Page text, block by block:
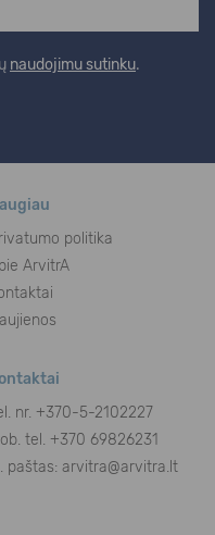
naudojimu sutinku.
politika
ArvitrA
nr. +370-5-2102227
tel. +370 69826231
paštas:arvitra@arvitra.lt